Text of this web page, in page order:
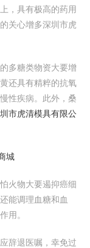
，具有极高的药用
关心增多深圳市虎
多糖类物资大要增
还具有精粹的抗氧
性疾病。此外，桑
市虎清模具有限公
城
火物大要遏抑癌细
能调理血糖和血
用。
辞退医嘱，幸免过